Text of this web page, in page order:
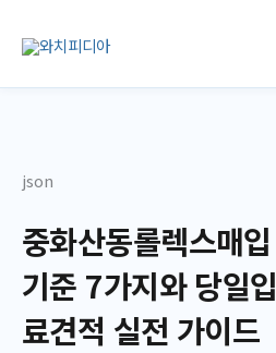
로
json
중화산동롤렉스매
기준 7가지와 당일
료견적 실전 가이드